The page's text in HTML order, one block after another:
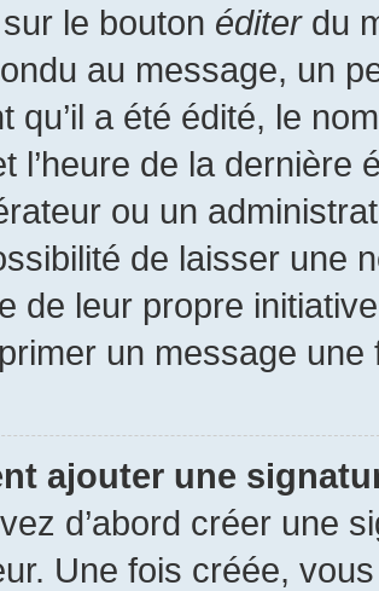
le bouton éditerdu
au message, un
qu’il a été édité, le
l’heure de la dernière
ou un
de laisser une
de leur propre
un message une
ajouter une
d’abord créer une
Une fois créée,